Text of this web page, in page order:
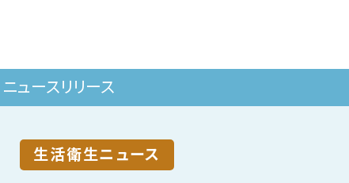
ニュースリリース
生活衛生ニュース